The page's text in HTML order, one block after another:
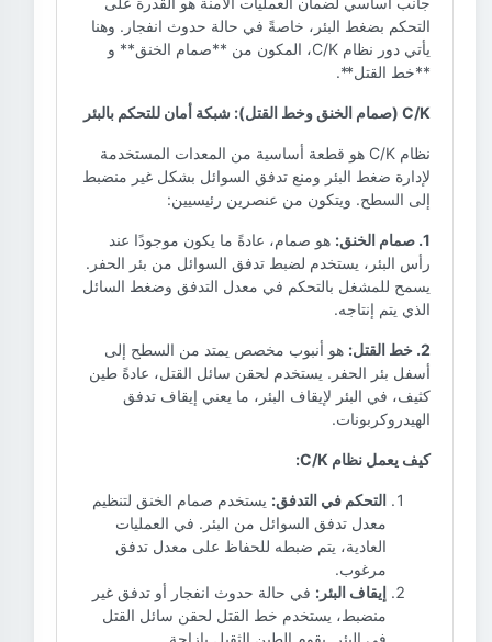
التحكم بضغط البئر، خاصةً في حالة حدوث انفجار. وهنا
يأتي دور نظام C/K، المكون من **صمام الخنق** و
**خط القتل**.
C/K (صمام الخنق وخط القتل): شبكة أمان للتحكم بالبئر
نظام C/K هو قطعة أساسية من المعدات المستخدمة
لإدارة ضغط البئر ومنع تدفق السوائل بشكل غير منضبط
إلى السطح. ويتكون من عنصرين رئيسيين:
1. صمام الخنق:
هو صمام، عادةً ما يكون موجودًا عند
رأس البئر، يستخدم لضبط تدفق السوائل من بئر الحفر.
يسمح للمشغل بالتحكم في معدل التدفق وضغط السائل
الذي يتم إنتاجه.
2. خط القتل:
هو أنبوب مخصص يمتد من السطح إلى
أسفل بئر الحفر. يستخدم لحقن سائل القتل، عادةً طين
كثيف، في البئر لإيقاف البئر، ما يعني إيقاف تدفق
الهيدروكربونات.
كيف يعمل نظام C/K:
التحكم في التدفق: يستخدم صمام الخنق لتنظيم
معدل تدفق السوائل من البئر. في العمليات
العادية، يتم ضبطه للحفاظ على معدل تدفق
مرغوب.
إيقاف البئر: في حالة حدوث انفجار أو تدفق غير
منضبط، يستخدم خط القتل لحقن سائل القتل
في البئر. يقوم الطين الثقيل بإزاحة